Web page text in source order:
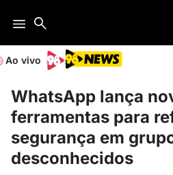
Ao vivo
WhatsApp lança
ferramentas para
segurança em
desconhecidos